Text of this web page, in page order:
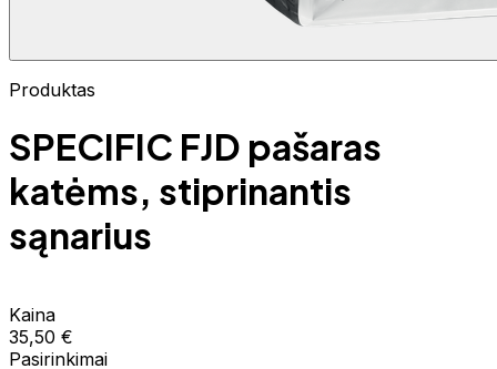
Produktas
SPECIFIC FJD pašaras
katėms, stiprinantis
sąnarius
Kaina
35,50 €
Pasirinkimai